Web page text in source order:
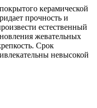
керамической
прочность и
естественный
жевательных
Срок
невысокой